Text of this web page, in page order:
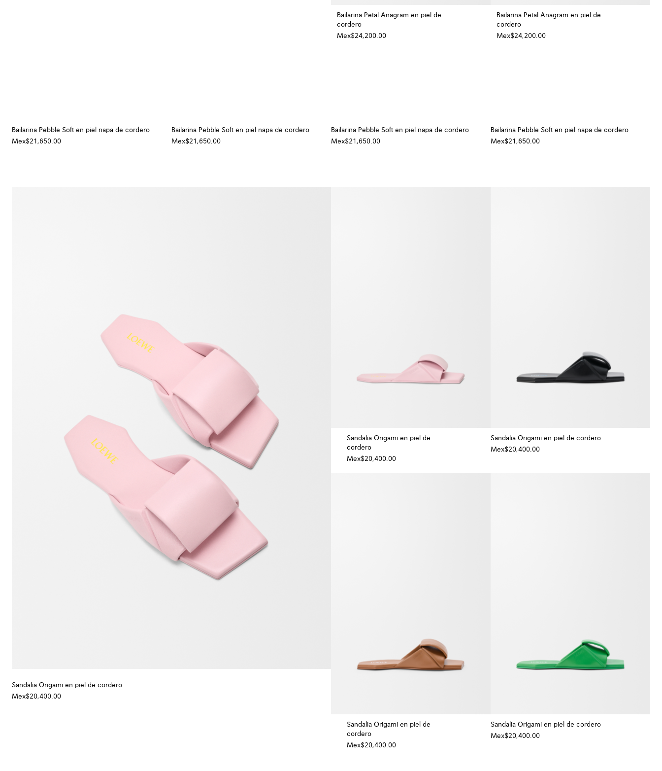
Bailarina Petal Anagram en piel de
cordero
Mex$24,200.00
Bailarina Petal Anagram en piel de
cordero
Mex$24,200.00
Bailarina Pebble Soft en piel napa de cordero
Mex$21,650.00
Bailarina Pebble Soft en piel napa de cordero
Mex$21,650.00
Bailarina Pebble Soft en piel napa de cordero
Mex$21,650.00
Bailarina Pebble Soft en piel napa de cordero
Mex$21,650.00
Sandalia Origami en piel de cordero
Mex$20,400.00
Sandalia Origami en piel de
cordero
Mex$20,400.00
Sandalia Origami en piel de cordero
Mex$20,400.00
Sandalia Origami en piel de
cordero
Mex$20,400.00
Sandalia Origami en piel de cordero
Mex$20,400.00